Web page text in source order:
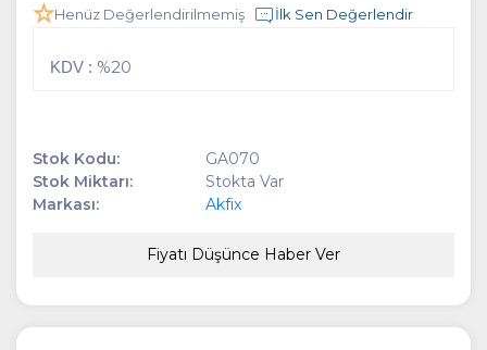
Henüz Değerlendirilmemiş İlk Sen Değerlendir
KDV : %20
Stok Kodu:
GA070
Stok Miktarı:
Stokta Var
Markası:
Akfix
Fiyatı Düşünce Haber Ver